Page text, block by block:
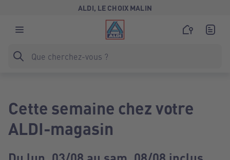
ALDI, LE CHOIX MALIN
Cette semaine chez votre
ALDI-magasin